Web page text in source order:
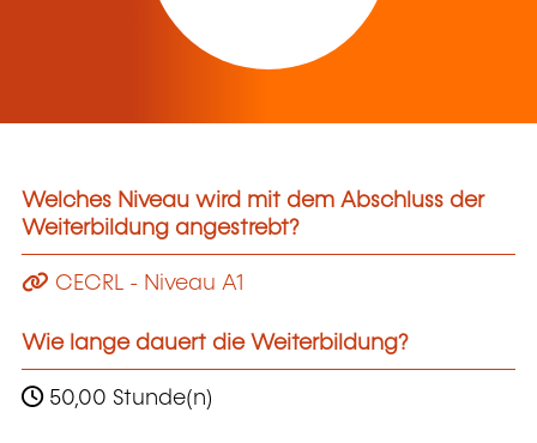
Welches Niveau wird mit dem Abschluss der
Weiterbildung angestrebt?
CECRL - Niveau A1
Wie lange dauert die Weiterbildung?
50,00 Stunde(n)